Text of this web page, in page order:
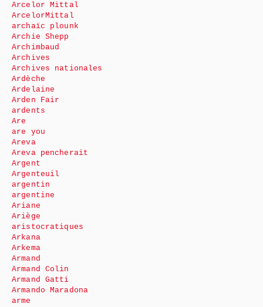
Arcelor Mittal
ArcelorMittal
archaïc plounk
Archie Shepp
Archimbaud
Archives
Archives nationales
Ardèche
Ardelaine
Arden Fair
ardents
Are
are you
Areva
Areva pencherait
Argent
Argenteuil
argentin
argentine
Ariane
Ariège
aristocratiques
Arkana
Arkema
Armand
Armand Colin
Armand Gatti
Armando Maradona
arme